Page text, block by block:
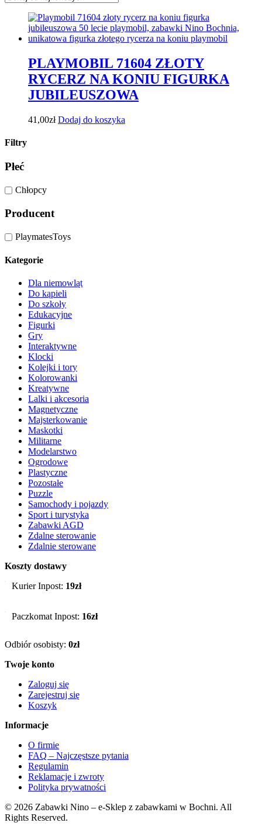
PLAYMOBIL 71604 ZŁOTY
RYCERZ NA KONIU FIGURKA
JUBILEUSZOWA
41,00zł Dodaj do koszyka
Filtry
Płeć
Chłopcy
Producent
PlaymatesToys
Kategorie
Dla niemowląt
Do kąpieli
Do szkoły
Edukacyjne
Figurki
Gry
Interaktywne
Klocki
Kolejki i tory
Kolorowanki
Kreatywne
Lalki i akcesoria
Magnetyczne
Majsterkowanie
Maskotki
Militarne
Modelarstwo
Ogrodowe
Plastyczne
Pozostałe
Puzzle
Samochody i pojazdy
Sport i turystyka
Zabawki AGD
Zdalne sterowanie
Zdalnie sterowane
Koszty dostawy
Kurier Inpost: 19zł
Paczkomat Inpost: 16zł
Odbiór osobisty: 0zł
Twoje konto
Zaloguj się
Zarejestruj się
Koszyk
Informacje
O firmie
FAQ – Najczęstsze pytania
Regulamin
Reklamacje i zwroty
Polityka prywatności
© 2026 Zabawki Nino – e-Sklep z zabawkami w Bochni. All
Rights Reserved.